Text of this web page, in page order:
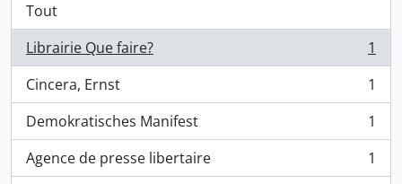
Tout
Librairie Que faire?
, 1 résultats
1
Cincera, Ernst
, 1 résultats
1
Demokratisches Manifest
, 1 résultats
1
Agence de presse libertaire
, 1 résultats
1